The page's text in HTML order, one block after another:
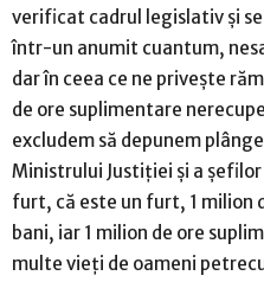
verificat cadrul legislativ şi
într-un anumit cuantum,
dar în ceea ce ne priveşte
de ore suplimentare
excludem să depunem
Ministrului Justiţiei şi a
furt, că este un furt, 1 milion
bani, iar 1 milion de ore
multe vieţi de oameni